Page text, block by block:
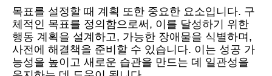
목표를 설정할 때 계획 또한 중요한 요소입니다. 구
체적인 목표를 정의함으로써, 이를 달성하기 위한
행동 계획을 설계하고, 가능한 장애물을 식별하며,
사전에 해결책을 준비할 수 있습니다. 이는 성공 가
능성을 높이고 새로운 습관을 만드는 데 일관성을